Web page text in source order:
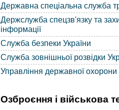
Державна спеціальна служба
Держслужба спецзв'язку та
інформації
Служба безпеки України
Служба зовнішньої розвідки
Управління державної охорони
Озброєння і військова